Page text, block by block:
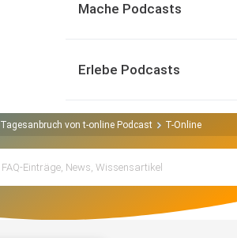
Mache Podcasts
Erlebe Podcasts
Tagesanbruch von t-online Podcast T-Online